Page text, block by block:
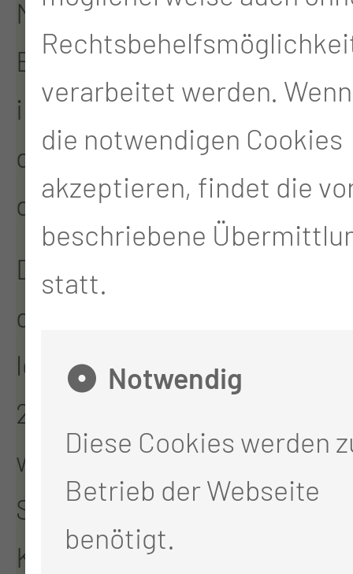
Mittelmeerfiebers, Dr.
Bang aus Kopenhagen,
interessierte sich für
diese Klinik und besuchte
diese im Jahre 1902.
Durch sinkende Fallzahlen
der Tuberkulose in den
letzten Jahrzehnten des
20. Jahrhunderts
wandelte sich das
Spektrum der
Krankheitsbilder in der
verarbeitet werden.
die notwendigen Cookies
akzeptieren, findet die
beschriebene
statt.
Notwendig
Diese Cookies werden
Betrieb der Webseite
benötigt.